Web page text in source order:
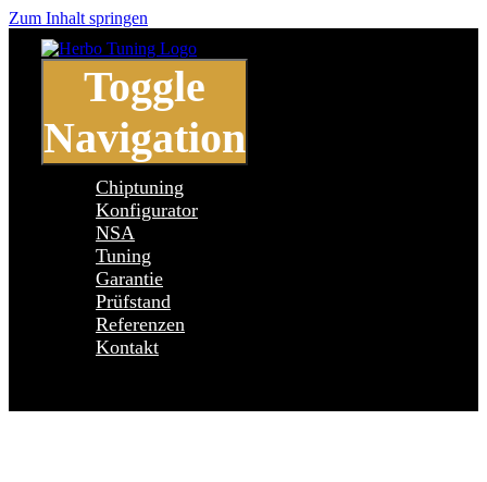
Zum Inhalt springen
Toggle
Navigation
Chiptuning
Konfigurator
NSA
Tuning
Garantie
Prüfstand
Referenzen
Kontakt